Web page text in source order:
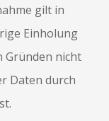
gilt in
Einholung
Gründen nicht
Daten durch